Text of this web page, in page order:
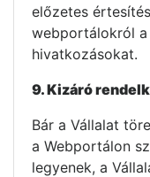
előzetes
webportálokról
hivatkozásokat.
9. Kizáró
Bár a Vállalat
a Webportálon
legyenek, a